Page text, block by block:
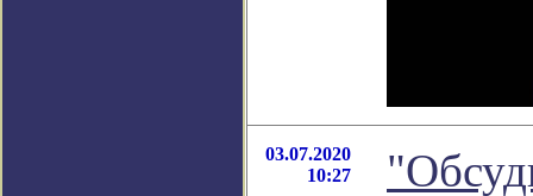
03.07.2020
10:27